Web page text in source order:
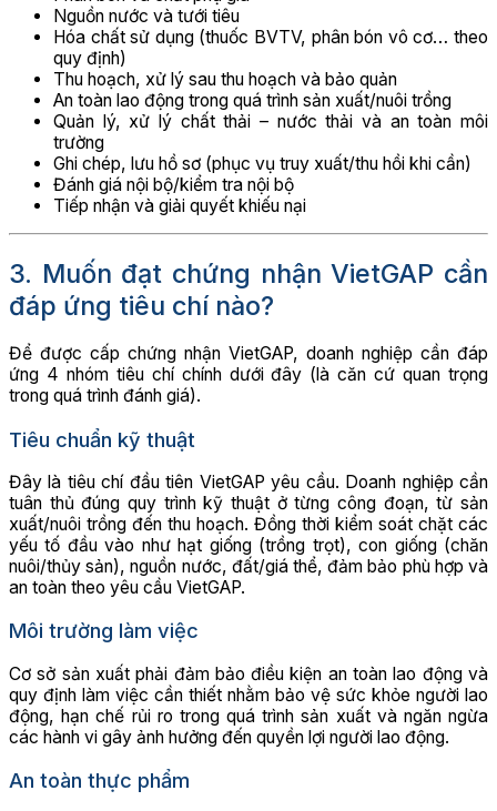
Nguồn nước và tưới tiêu
Hóa chất sử dụng (thuốc BVTV, phân bón vô cơ… theo
quy định)
Thu hoạch, xử lý sau thu hoạch và bảo quản
An toàn lao động trong quá trình sản xuất/nuôi trồng
Quản lý, xử lý chất thải – nước thải và an toàn môi
trường
Ghi chép, lưu hồ sơ (phục vụ truy xuất/thu hồi khi cần)
Đánh giá nội bộ/kiểm tra nội bộ
Tiếp nhận và giải quyết khiếu nại
3. Muốn đạt chứng nhận VietGAP cần
đáp ứng tiêu chí nào?
Để được cấp chứng nhận VietGAP, doanh nghiệp cần đáp
ứng 4 nhóm tiêu chí chính dưới đây (là căn cứ quan trọng
trong quá trình đánh giá).
Tiêu chuẩn kỹ thuật
Đây là tiêu chí đầu tiên VietGAP yêu cầu. Doanh nghiệp cần
tuân thủ đúng quy trình kỹ thuật ở từng công đoạn, từ sản
xuất/nuôi trồng đến thu hoạch. Đồng thời kiểm soát chặt các
yếu tố đầu vào như hạt giống (trồng trọt), con giống (chăn
nuôi/thủy sản), nguồn nước, đất/giá thể, đảm bảo phù hợp và
an toàn theo yêu cầu VietGAP.
Môi trường làm việc
Cơ sở sản xuất phải đảm bảo điều kiện an toàn lao động và
quy định làm việc cần thiết nhằm bảo vệ sức khỏe người lao
động, hạn chế rủi ro trong quá trình sản xuất và ngăn ngừa
các hành vi gây ảnh hưởng đến quyền lợi người lao động.
An toàn thực phẩm